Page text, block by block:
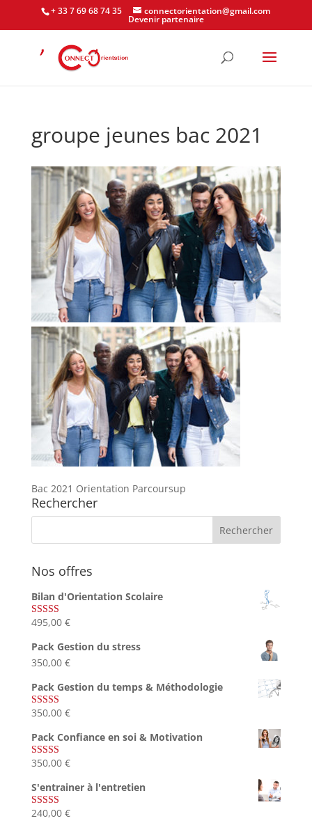
+ 33 7 69 68 74 35 connectorientation@gmail.com
Devenir partenaire
groupe jeunes bac 2021
Bac 2021 Orientation Parcoursup
Rechercher
Nos offres
Bilan d'Orientation Scolaire
Note4.75
495,00 €
Pack Gestion du stress
350,00 €
Pack Gestion du temps & Méthodologie
Note5.00
350,00 €
Pack Confiance en soi & Motivation
Note5.00
350,00 €
S'entrainer à l'entretien
Note4.83
240,00 €